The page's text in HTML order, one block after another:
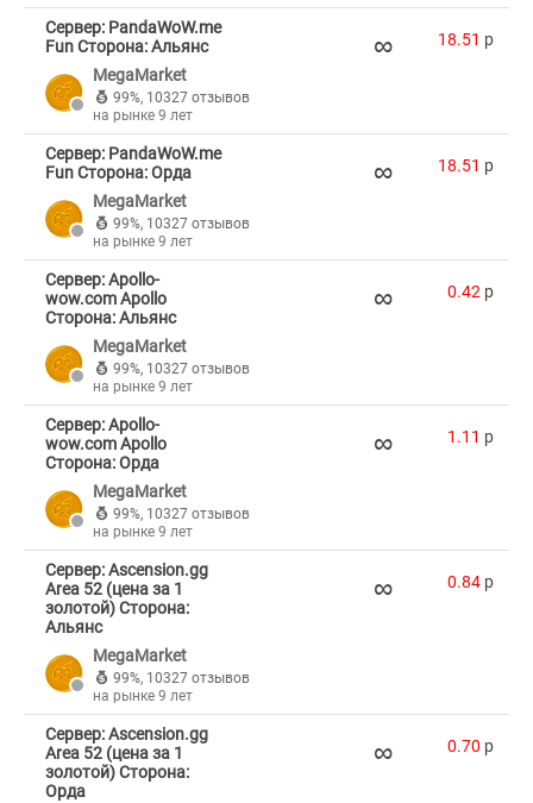
Сервер: PandaWoW.me
Fun Сторона: Альянс
MegaMarket
99%, 10327 отзывов
на рынке 9 лет
∞ 18.51 p
Сервер: PandaWoW.me
Fun Сторона: Орда
MegaMarket
99%, 10327 отзывов
на рынке 9 лет
∞ 18.51 p
Сервер: Apollo-
wow.com Apollo
Сторона: Альянс
MegaMarket
99%, 10327 отзывов
на рынке 9 лет
∞ 0.42 p
Сервер: Apollo-
wow.com Apollo
Сторона: Орда
MegaMarket
99%, 10327 отзывов
на рынке 9 лет
∞ 1.11 p
Сервер: Ascension.gg
Area 52 (цена за 1
золотой) Сторона:
Альянс
MegaMarket
99%, 10327 отзывов
на рынке 9 лет
∞ 0.84 p
Сервер: Ascension.gg
Area 52 (цена за 1
золотой) Сторона:
Орда
∞ 0.70 p